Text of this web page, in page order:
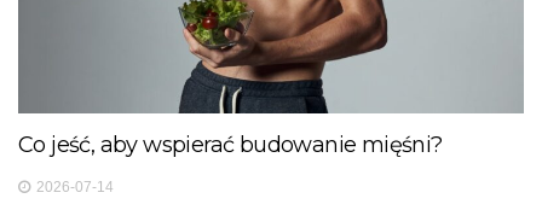
Co jeść, aby wspierać budowanie mięśni?
2026-07-14